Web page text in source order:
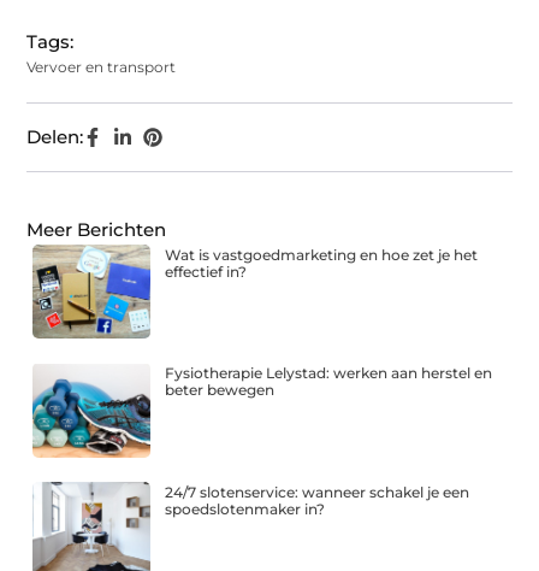
Tags:
Vervoer en transport
Delen:
Meer Berichten
Wat is vastgoedmarketing en hoe zet je het
effectief in?
Fysiotherapie Lelystad: werken aan herstel en
beter bewegen
24/7 slotenservice: wanneer schakel je een
spoedslotenmaker in?